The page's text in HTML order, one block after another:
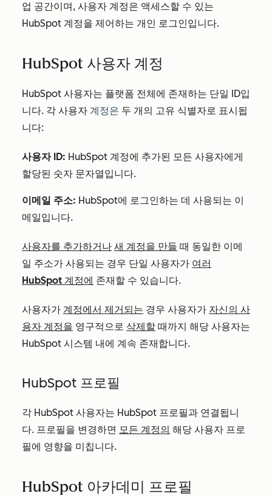
업 공간이며, 사용자 계정은 액세스할 수 있는
HubSpot 계정을 제어하는 개인 로그인입니다.
HubSpot 사용자 계정
HubSpot 사용자는 플랫폼 전체에 존재하는 단일 ID입
니다. 각 사용자 계정은 두 개의 고유 식별자로 표시됩
니다:
사용자 ID: HubSpot 계정에 추가된 모든 사용자에게
할당된 숫자 문자열입니다.
이메일 주소: HubSpot에 로그인하는 데 사용되는 이
메일입니다.
사용자를 추가하거나 새 계정을 만들 때 동일한 이메
일 주소가 사용되는 경우 단일 사용자가 여러
HubSpot 계정에 존재할 수 있습니다.
사용자가 계정에서 제거되는 경우 사용자가 자신의 사
용자 계정을 영구적으로 삭제할 때까지 해당 사용자는
HubSpot 시스템 내에 계속 존재합니다.
HubSpot 프로필
각 HubSpot 사용자는 HubSpot 프로필과 연결됩니
다. 프로필을 변경하면 모든 계정의 해당 사용자 프로
필에 영향을 미칩니다.
HubSpot 아카데미 프로필